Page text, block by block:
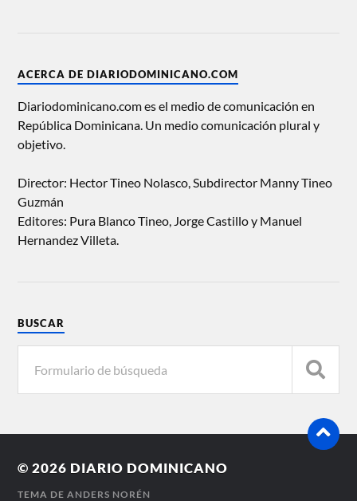
ACERCA DE DIARIODOMINICANO.COM
Diariodominicano.com es el medio de comunicación en
República Dominicana. Un medio comunicación plural y
objetivo.
Director: Hector Tineo Nolasco, Subdirector Manny Tineo
Guzmán
Editores: Pura Blanco Tineo, Jorge Castillo y Manuel
Hernandez Villeta.
BUSCAR
© 2026 DIARIO DOMINICANO
TEMA DEANDERS NORÉN